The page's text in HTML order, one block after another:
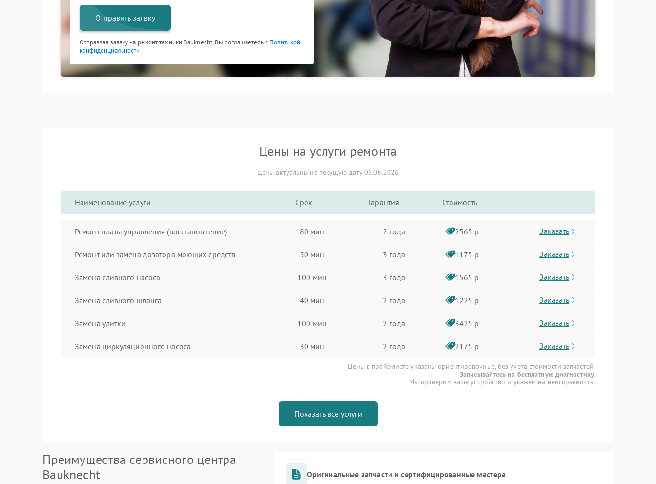
Отправить заявку
Отправляя заявку на ремонт техники Bauknecht, Вы соглашаетесь с Политикой
конфиденциальности
Цены на услуги ремонта
Цены актуальны на текущую дату 06.08.2026
Наименование услуги Срок Гарантия Стоимость
Ремонт платы управления (восстановление) 80 мин 2 года 2565 р Заказать
Ремонт или замена дозатора моющих средств 50 мин 3 года 1175 р Заказать
Замена сливного насоса 100 мин 3 года 1565 р Заказать
Замена сливного шланга 40 мин 2 года 1225 р Заказать
Замена улитки 100 мин 2 года 3425 р Заказать
Замена циркуляционного насоса 30 мин 2 года 2175 р Заказать
Цены в прайс-листе указаны ориентировочные, без учета стоимости запчастей.
Записывайтесь на бесплатную диагностику.
Мы проверим ваше устройство и укажем на неисправность.
Показать все услуги
Преимущества сервисного центра
Bauknecht
Оригинальные запчасти и сертифицированные мастера